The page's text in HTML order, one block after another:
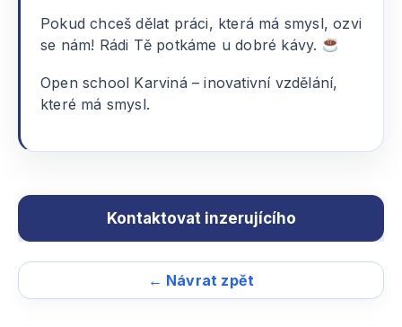
Pokud chceš dělat práci, která má smysl, ozvi
se nám! Rádi Tě potkáme u dobré kávy.
Open school Karviná – inovativní vzdělání,
které má smysl.
← Návrat zpět